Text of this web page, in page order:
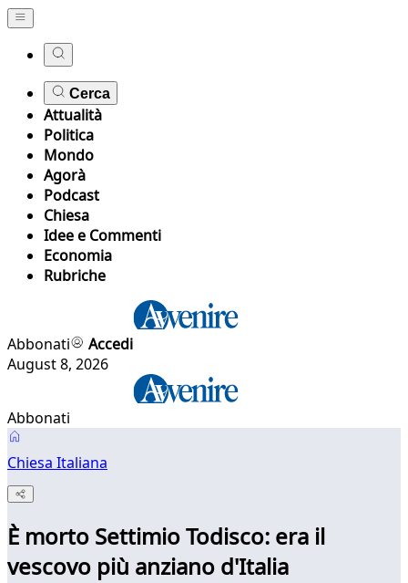
Cerca
Attualità
Politica
Mondo
Agorà
Podcast
Chiesa
Idee e Commenti
Economia
Rubriche
Abbonati
Accedi
August 8, 2026
Abbonati
Chiesa Italiana
È morto Settimio Todisco: era il
vescovo più anziano d'Italia